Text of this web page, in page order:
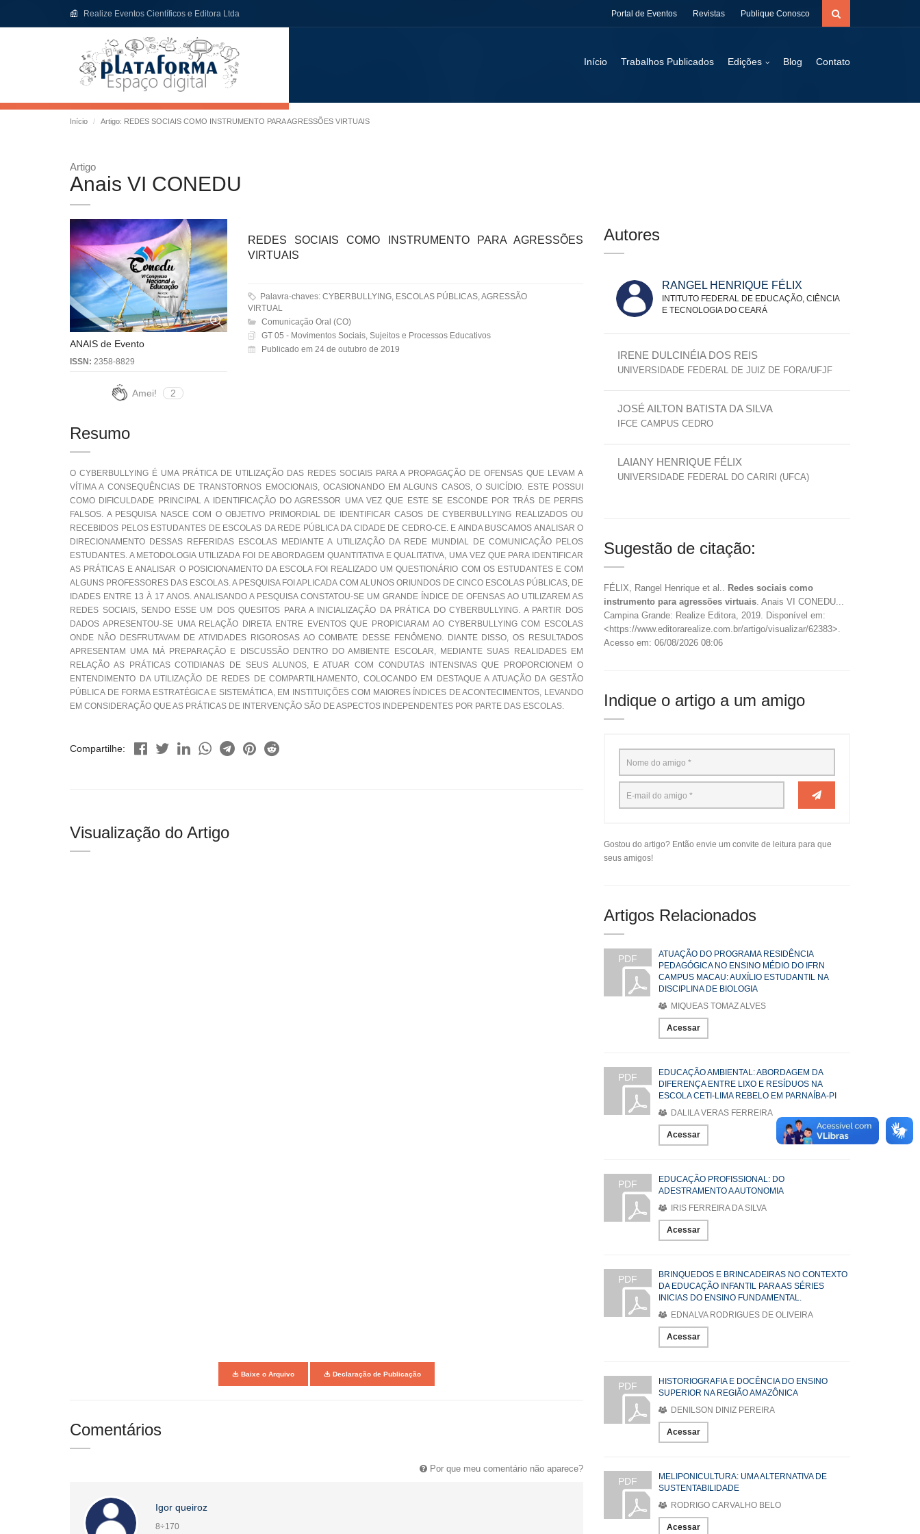
Realize Eventos Científicos e Editora Ltda Portal de Eventos Revistas Publique Conosco
Início Trabalhos Publicados Edições Blog Contato
Início Artigo: REDES SOCIAIS COMO INSTRUMENTO PARA AGRESSÕES VIRTUAIS
Artigo
Anais VI CONEDU
ANAIS de Evento
ISSN: 2358-8829
Amei! 2
REDES SOCIAIS COMO INSTRUMENTO PARA AGRESSÕES
VIRTUAIS
Palavra-chaves: CYBERBULLYING, ESCOLAS PÚBLICAS, AGRESSÃO
VIRTUAL
Comunicação Oral (CO)
GT 05 - Movimentos Sociais, Sujeitos e Processos Educativos
Publicado em 24 de outubro de 2019
Resumo
O CYBERBULLYING É UMA PRÁTICA DE UTILIZAÇÃO DAS REDES SOCIAIS PARA A PROPAGAÇÃO DE OFENSAS QUE LEVAM A
VÍTIMA A CONSEQUÊNCIAS DE TRANSTORNOS EMOCIONAIS, OCASIONANDO EM ALGUNS CASOS, O SUICÍDIO. ESTE POSSUI
COMO DIFICULDADE PRINCIPAL A IDENTIFICAÇÃO DO AGRESSOR UMA VEZ QUE ESTE SE ESCONDE POR TRÁS DE PERFIS
FALSOS. A PESQUISA NASCE COM O OBJETIVO PRIMORDIAL DE IDENTIFICAR CASOS DE CYBERBULLYING REALIZADOS OU
RECEBIDOS PELOS ESTUDANTES DE ESCOLAS DA REDE PÚBLICA DA CIDADE DE CEDRO-CE. E AINDA BUSCAMOS ANALISAR O
DIRECIONAMENTO DESSAS REFERIDAS ESCOLAS MEDIANTE A UTILIZAÇÃO DA REDE MUNDIAL DE COMUNICAÇÃO PELOS
ESTUDANTES. A METODOLOGIA UTILIZADA FOI DE ABORDAGEM QUANTITATIVA E QUALITATIVA, UMA VEZ QUE PARA IDENTIFICAR
AS PRÁTICAS E ANALISAR O POSICIONAMENTO DA ESCOLA FOI REALIZADO UM QUESTIONÁRIO COM OS ESTUDANTES E COM
ALGUNS PROFESSORES DAS ESCOLAS. A PESQUISA FOI APLICADA COM ALUNOS ORIUNDOS DE CINCO ESCOLAS PÚBLICAS, DE
IDADES ENTRE 13 À 17 ANOS. ANALISANDO A PESQUISA CONSTATOU-SE UM GRANDE ÍNDICE DE OFENSAS AO UTILIZAREM AS
REDES SOCIAIS, SENDO ESSE UM DOS QUESITOS PARA A INICIALIZAÇÃO DA PRÁTICA DO CYBERBULLYING. A PARTIR DOS
DADOS APRESENTOU-SE UMA RELAÇÃO DIRETA ENTRE EVENTOS QUE PROPICIARAM AO CYBERBULLYING COM ESCOLAS
ONDE NÃO DESFRUTAVAM DE ATIVIDADES RIGOROSAS AO COMBATE DESSE FENÔMENO. DIANTE DISSO, OS RESULTADOS
APRESENTAM UMA MÁ PREPARAÇÃO E DISCUSSÃO DENTRO DO AMBIENTE ESCOLAR, MEDIANTE SUAS REALIDADES EM
RELAÇÃO AS PRÁTICAS COTIDIANAS DE SEUS ALUNOS, E ATUAR COM CONDUTAS INTENSIVAS QUE PROPORCIONEM O
ENTENDIMENTO DA UTILIZAÇÃO DE REDES DE COMPARTILHAMENTO, COLOCANDO EM DESTAQUE A ATUAÇÃO DA GESTÃO
PÚBLICA DE FORMA ESTRATÉGICA E SISTEMÁTICA, EM INSTITUIÇÕES COM MAIORES ÍNDICES DE ACONTECIMENTOS, LEVANDO
EM CONSIDERAÇÃO QUE AS PRÁTICAS DE INTERVENÇÃO SÃO DE ASPECTOS INDEPENDENTES POR PARTE DAS ESCOLAS.
Compartilhe:
Visualização do Artigo
Baixe o Arquivo Declaração de Publicação
Comentários
Por que meu comentário não aparece?
Igor queiroz
8÷170
Autores
RANGEL HENRIQUE FÉLIX
INTITUTO FEDERAL DE EDUCAÇÃO, CIÊNCIA
E TECNOLOGIA DO CEARÁ
IRENE DULCINÉIA DOS REIS
UNIVERSIDADE FEDERAL DE JUIZ DE FORA/UFJF
JOSÉ AILTON BATISTA DA SILVA
IFCE CAMPUS CEDRO
LAIANY HENRIQUE FÉLIX
UNIVERSIDADE FEDERAL DO CARIRI (UFCA)
Sugestão de citação:
FÉLIX, Rangel Henrique et al.. Redes sociais como
instrumento para agressões virtuais. Anais VI CONEDU...
Campina Grande: Realize Editora, 2019. Disponível em:
<https://www.editorarealize.com.br/artigo/visualizar/62383>.
Acesso em: 06/08/2026 08:06
Indique o artigo a um amigo
Gostou do artigo? Então envie um convite de leitura para que
seus amigos!
Artigos Relacionados
PDF
ATUAÇÃO DO PROGRAMA RESIDÊNCIA
PEDAGÓGICA NO ENSINO MÉDIO DO IFRN
CAMPUS MACAU: AUXÍLIO ESTUDANTIL NA
DISCIPLINA DE BIOLOGIA
MIQUEAS TOMAZ ALVES
Acessar
PDF
EDUCAÇÃO AMBIENTAL: ABORDAGEM DA
DIFERENÇA ENTRE LIXO E RESÍDUOS NA
ESCOLA CETI-LIMA REBELO EM PARNAÍBA-PI
DALILA VERAS FERREIRA
Acessar
PDF
EDUCAÇÃO PROFISSIONAL: DO
ADESTRAMENTO A AUTONOMIA
IRIS FERREIRA DA SILVA
Acessar
PDF
BRINQUEDOS E BRINCADEIRAS NO CONTEXTO
DA EDUCAÇÃO INFANTIL PARA AS SÉRIES
INICIAS DO ENSINO FUNDAMENTAL.
EDNALVA RODRIGUES DE OLIVEIRA
Acessar
PDF
HISTORIOGRAFIA E DOCÊNCIA DO ENSINO
SUPERIOR NA REGIÃO AMAZÔNICA
DENILSON DINIZ PEREIRA
Acessar
PDF
MELIPONICULTURA: UMA ALTERNATIVA DE
SUSTENTABILIDADE
RODRIGO CARVALHO BELO
Acessar